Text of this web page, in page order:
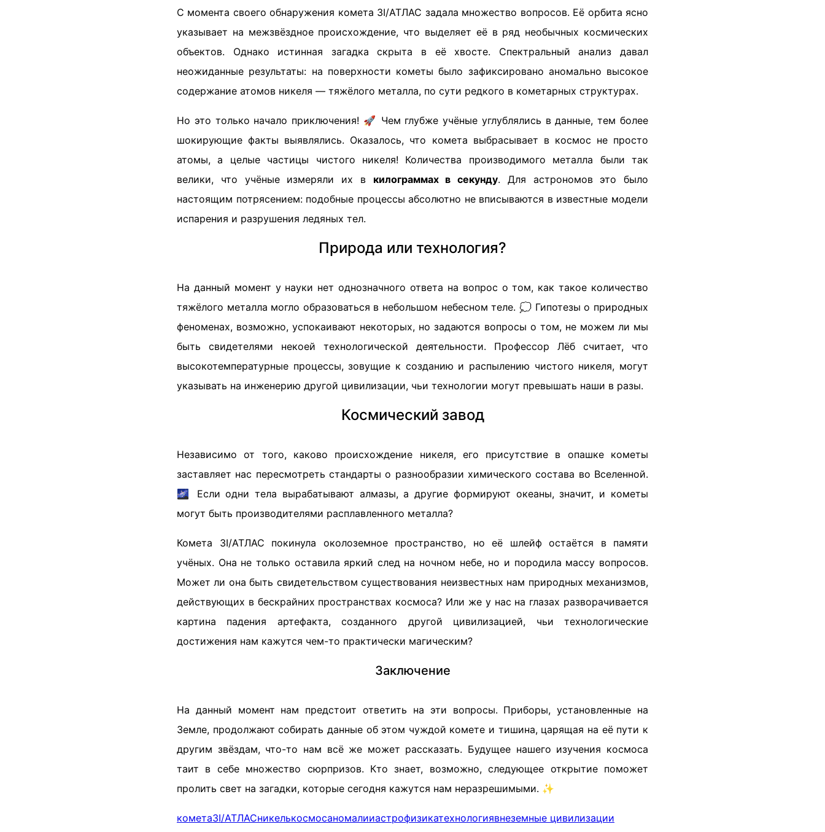
С момента своего обнаружения комета 3I/АТЛАС задала множество вопросов. Её орбита ясно
указывает на межзвёздное происхождение, что выделяет её в ряд необычных космических
объектов. Однако истинная загадка скрыта в её хвосте. Спектральный анализ давал
неожиданные результаты: на поверхности кометы было зафиксировано аномально высокое
содержание атомов никеля — тяжёлого металла, по сути редкого в кометарных структурах.
Но это только начало приключения! 🚀 Чем глубже учёные углублялись в данные, тем более
шокирующие факты выявлялись. Оказалось, что комета выбрасывает в космос не просто
атомы, а целые частицы чистого никеля! Количества производимого металла были так
велики, что учёные измеряли их в килограммах в секунду. Для астрономов это было
настоящим потрясением: подобные процессы абсолютно не вписываются в известные модели
испарения и разрушения ледяных тел.
Природа или технология?
На данный момент у науки нет однозначного ответа на вопрос о том, как такое количество
тяжёлого металла могло образоваться в небольшом небесном теле. 💭 Гипотезы о природных
феноменах, возможно, успокаивают некоторых, но задаются вопросы о том, не можем ли мы
быть свидетелями некоей технологической деятельности. Профессор Лёб считает, что
высокотемпературные процессы, зовущие к созданию и распылению чистого никеля, могут
указывать на инженерию другой цивилизации, чьи технологии могут превышать наши в разы.
Космический завод
Независимо от того, каково происхождение никеля, его присутствие в опашке кометы
заставляет нас пересмотреть стандарты о разнообразии химического состава во Вселенной.
🌌 Если одни тела вырабатывают алмазы, а другие формируют океаны, значит, и кометы
могут быть производителями расплавленного металла?
Комета 3I/АТЛАС покинула околоземное пространство, но её шлейф остаётся в памяти
учёных. Она не только оставила яркий след на ночном небе, но и породила массу вопросов.
Может ли она быть свидетельством существования неизвестных нам природных механизмов,
действующих в бескрайних пространствах космоса? Или же у нас на глазах разворачивается
картина падения артефакта, созданного другой цивилизацией, чьи технологические
достижения нам кажутся чем-то практически магическим?
Заключение
На данный момент нам предстоит ответить на эти вопросы. Приборы, установленные на
Земле, продолжают собирать данные об этом чуждой комете и тишина, царящая на её пути к
другим звёздам, что-то нам всё же может рассказать. Будущее нашего изучения космоса
таит в себе множество сюрпризов. Кто знает, возможно, следующее открытие поможет
пролить свет на загадки, которые сегодня кажутся нам неразрешимыми. ✨
комета3I/АТЛАСникелькосмосаномалииастрофизикатехнологиявнеземные цивилизации